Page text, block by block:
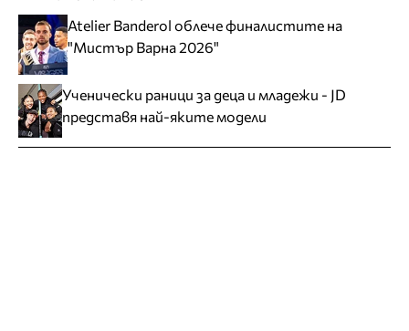
Atelier Banderol облече финалистите на
"Мистър Варна 2026"
Ученически раници за деца и младежи - JD
представя най-яките модели